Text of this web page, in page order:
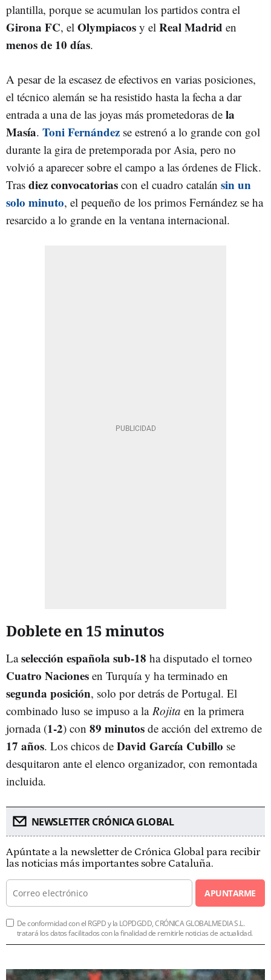
plantilla, porque se acumulan los partidos contra el
Girona FC, el Olympiacos y el Real Madrid en
menos de 10 días.
A pesar de la escasez de efectivos en varias posiciones,
el técnico alemán se ha resistido hasta la fecha a dar
entrada a una de las joyas más prometedoras de la
Masía. Toni Fernández se estrenó a lo grande con gol
durante la gira de pretemporada por Asia, pero no
volvió a aparecer sobre el campo a las órdenes de Flick.
Tras diez convocatorias con el cuadro catalán sin un
solo minuto, el pequeño de los primos Fernández se ha
resarcido a lo grande en la ventana internacional.
Doblete en 15 minutos
Laselección española sub-18 ha disputado el torneo
Cuatro Naciones en Turquía y ha terminado en
segunda posición, solo por detrás de Portugal. El
combinado luso se impuso a la Rojita en la primera
jornada (1-2) con 89 minutos de acción del extremo de
17 años. Los chicos de David García Cubillo se
desquitaron ante el elenco organizador, con remontada
incluida.
NEWSLETTER CRÓNICA GLOBAL
Apúntate a la newsletter de Crónica Global para recibir
las noticias más importantes sobre Cataluña.
APUNTARME
De conformidad con el RGPD y la LOPDGDD, CRÓNICA GLOBALMEDIA S.L.
tratará los datos facilitados con la finalidad de remitirle noticias de actualidad.